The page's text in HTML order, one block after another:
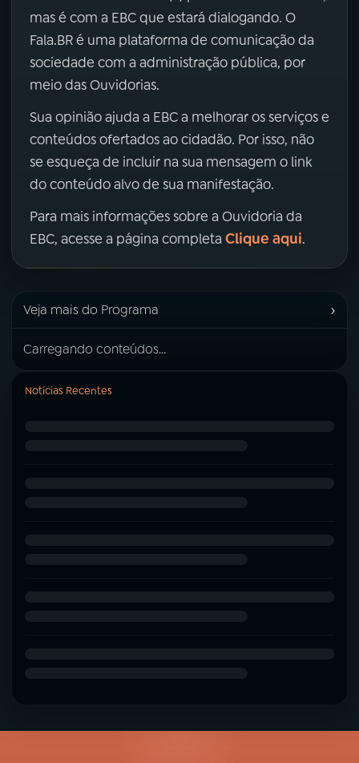
mas é com a EBC que estará dialogando. O
Fala.BR é uma plataforma de comunicação da
sociedade com a administração pública, por
meio das Ouvidorias.
Sua opinião ajuda a EBC a melhorar os serviços e
conteúdos ofertados ao cidadão. Por isso, não
se esqueça de incluir na sua mensagem o link
do conteúdo alvo de sua manifestação.
Para mais informações sobre a Ouvidoria da
EBC, acesse a página completa Clique aqui.
Veja mais do Programa ›
Carregando conteúdos...
Notícias Recentes